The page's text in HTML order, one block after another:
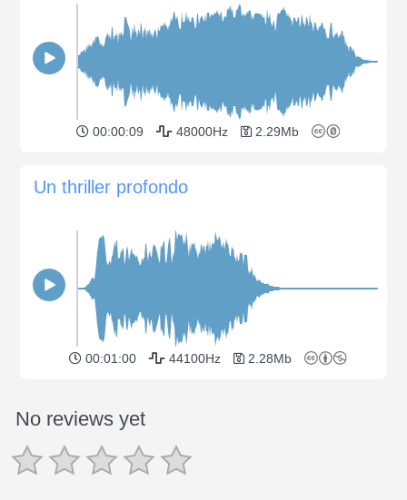
00:00:09 48000Hz 2.29Mb
Un thriller profondo
00:01:00 44100Hz 2.28Mb
No reviews yet